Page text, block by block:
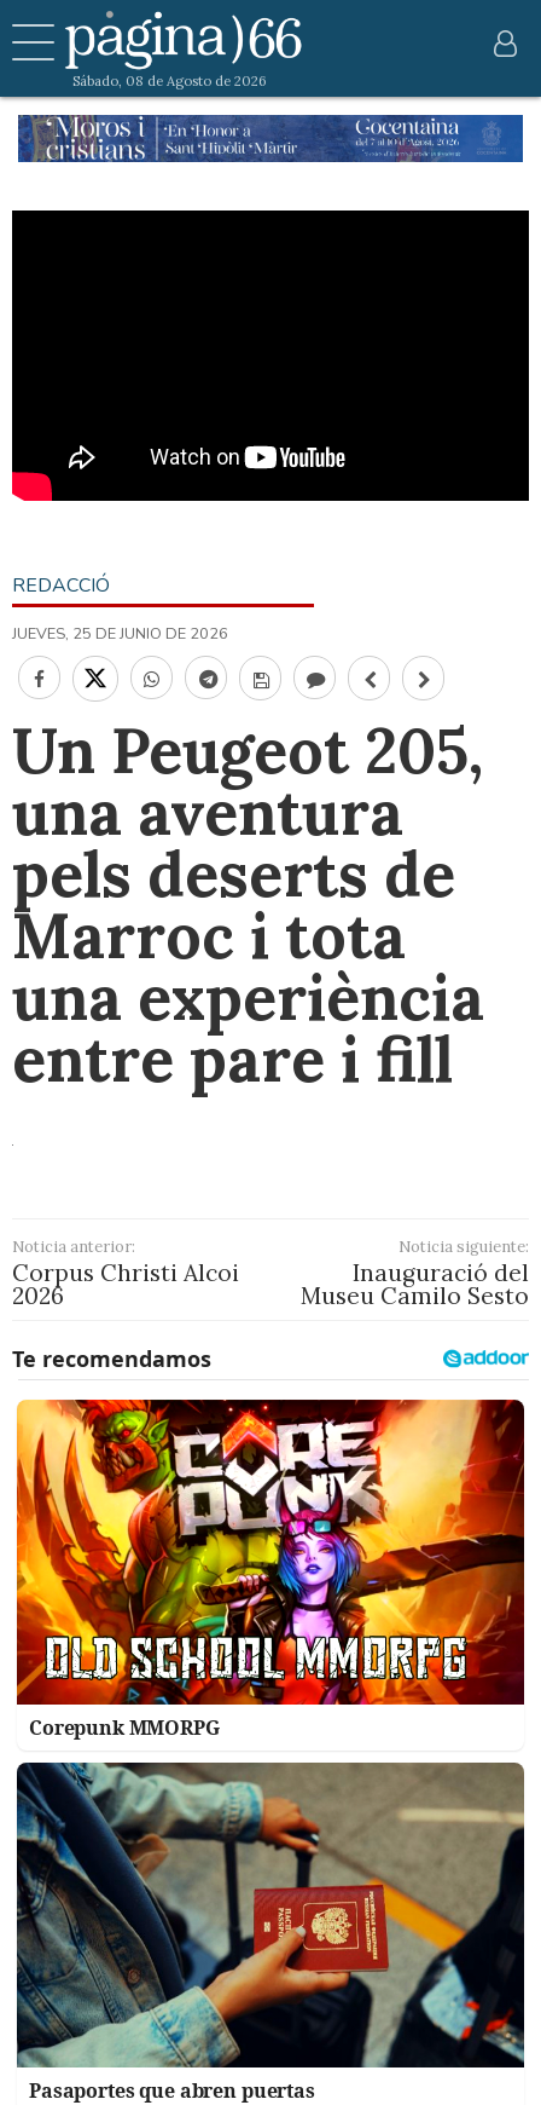
Sábado, 08 de Agosto de 2026
REDACCIÓ
JUEVES, 25 DE JUNIO DE 2026
Un Peugeot 205,
una aventura
pels deserts de
Marroc i tota
una experiència
entre pare i fill
Noticia anterior:
Corpus Christi Alcoi
2026
Noticia siguiente:
Inauguració del
Museu Camilo Sesto
Corepunk MMORPG
Pasaportes que abren puertas